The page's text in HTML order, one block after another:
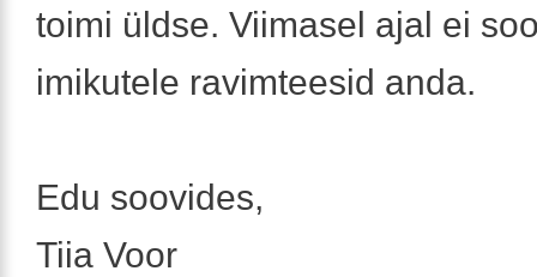
toimi üldse. Viimasel ajal ei
imikutele ravimteesid anda.
Edu soovides,
Tiia Voor